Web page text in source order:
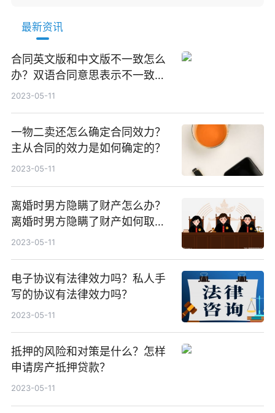
最新资讯
合同英文版和中文版不一致怎么
办？双语合同意思表示不一致怎
么办？
2023-05-11
一物二卖还怎么确定合同效力？
主从合同的效力是如何确定的？
2023-05-11
离婚时男方隐瞒了财产怎么办？
离婚时男方隐瞒了财产如何取
证？
2023-05-11
电子协议有法律效力吗？私人手
写的协议有法律效力吗？
2023-05-11
抵押的风险和对策是什么？怎样
申请房产抵押贷款？
2023-05-11